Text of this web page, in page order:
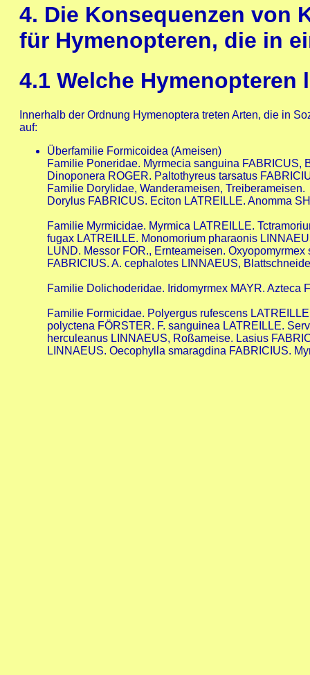
4. Die Konsequenzen von
für Hymenopteren, die in
4.1 Welche Hymenopteren
Innerhalb der Ordnung Hymenoptera treten Arten, die in
auf:
Überfamilie Formicoidea (Ameisen)
Familie Poneridae. Myrmecia sanguina FABRICUS,
Dinoponera ROGER. Paltothyreus tarsatus
Familie Dorylidae, Wanderameisen, Treiberameisen.
Dorylus FABRICUS. Eciton LATREILLE. Anomma
Familie Myrmicidae. Myrmica LATREILLE.
fugax LATREILLE. Monomorium pharaonis
LUND. Messor FOR., Ernteameisen.
FABRICIUS. A. cephalotes LINNAEUS,
Familie Dolichoderidae. Iridomyrmex MAYR. Azteca
Familie Formicidae. Polyergus rufescens
polyctena FÖRSTER. F. sanguinea LATREILLE.
herculeanus LINNAEUS, Roßameise. Lasius
LINNAEUS. Oecophylla smaragdina FABRICIUS.